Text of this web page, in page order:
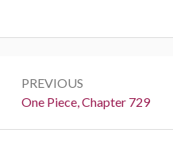
navigation
PREVIOUS
Previous:
One Piece, Chapter 729